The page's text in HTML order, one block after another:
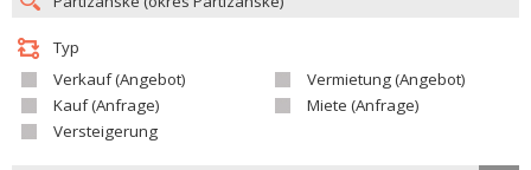
Typ
Verkauf (Angebot)
Vermietung (Angebot)
Kauf (Anfrage)
Miete (Anfrage)
Versteigerung